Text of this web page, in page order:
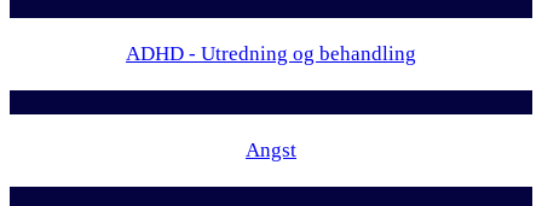
ADHD - Utredning og behandling
Angst